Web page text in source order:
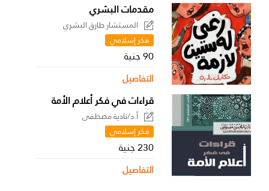
مقدمات البشري
المستشار طارق البشري
فكر إسلامي
90 جنية
التفاصيل
قراءات في فكر أعلام الأمة
أ.د/نادية مصطفى
فكر إسلامي
230 جنية
التفاصيل